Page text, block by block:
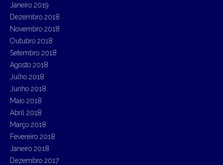
Janeiro 2019
Dezembro 2018
Novembro 2018
Outubro 2018
Setembro 2018
Agosto 2018
Julho 2018
Junho 2018
Maio 2018
Abril 2018
Março 2018
Fevereiro 2018
Janeiro 2018
Dezembro 2017